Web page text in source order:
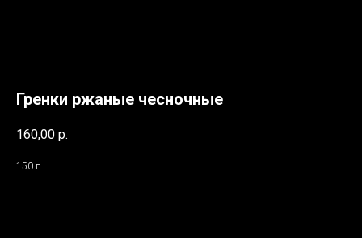
Гренки ржаные чесночные
160,00 р.
150 г